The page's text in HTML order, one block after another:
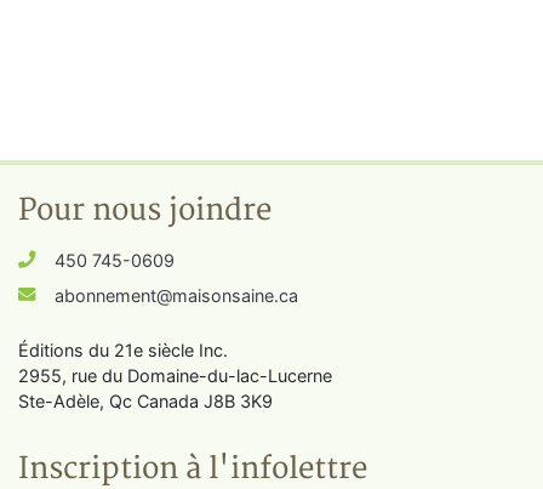
Pour nous joindre
450 745-0609
abonnement@maisonsaine.ca
Éditions du 21e siècle Inc.
2955, rue du Domaine-du-lac-Lucerne
Ste-Adèle, Qc Canada J8B 3K9
Inscription à l'infolettre